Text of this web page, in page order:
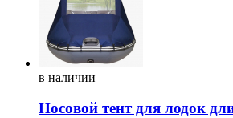
в наличии
Носовой тент для лодок